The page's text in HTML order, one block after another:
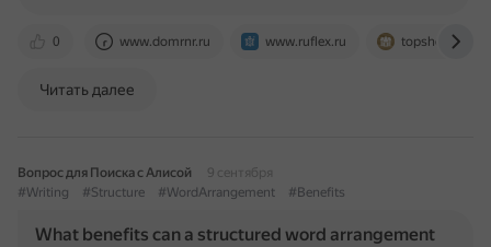
0 www.domrnr.ru www.ruflex.ru topshouse.ru
Читать далее
Вопрос для Поиска с Алисой
9 сентября
#Writing
#Structure #WordArrangement #Benefits
What benefits can a structured word arrangement